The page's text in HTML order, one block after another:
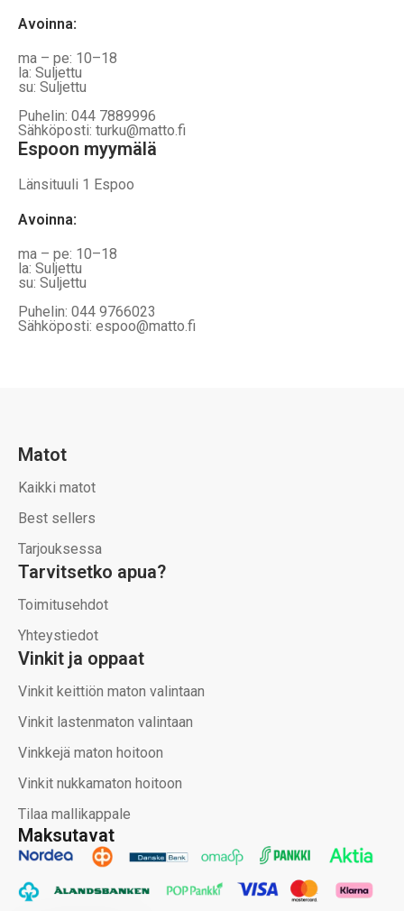
Avoinna:
ma – pe: 10–18
la: Suljettu
su: Suljettu
Puhelin: 044 7889996
Sähköposti: turku@matto.fi
Espoon myymälä
Länsituuli 1 Espoo
Avoinna:
ma – pe: 10–18
la: Suljettu
su: Suljettu
Puhelin: 044 9766023
Sähköposti: espoo@matto.fi
Maksutavat
Matot
Kaikki matot
Best sellers
Tarjouksessa
Tarvitsetko apua?
Toimitusehdot
Yhteystiedot
Vinkit ja oppaat
Vinkit keittiön maton valintaan
Vinkit lastenmaton valintaan
Vinkkejä maton hoitoon
Vinkit nukkamaton hoitoon
Tilaa mallikappale